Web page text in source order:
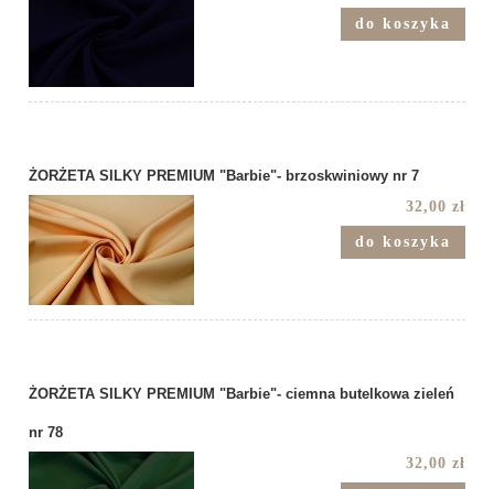
do koszyka
ŻORŻETA SILKY PREMIUM "Barbie"- brzoskwiniowy nr 7
32,00 zł
do koszyka
ŻORŻETA SILKY PREMIUM "Barbie"- ciemna butelkowa zieleń
nr 78
32,00 zł